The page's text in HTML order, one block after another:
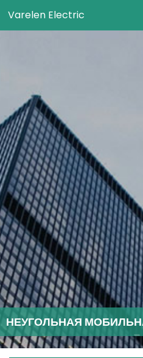
Varelen Electric
НЕУГОЛЬНАЯ